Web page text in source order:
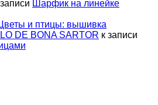
Шарфик на линейке
и птицы: вышивка
DE BONA SARTOR к записи